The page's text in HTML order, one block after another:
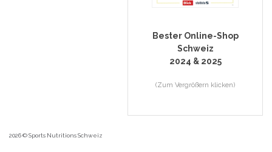
Bester Online-Shop
Schweiz
2024 & 2025
(Zum Vergrößern klicken)
2026 © Sports Nutritions Schweiz